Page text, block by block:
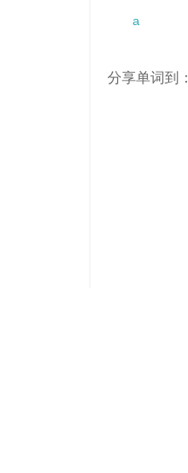
a
分享单词到：